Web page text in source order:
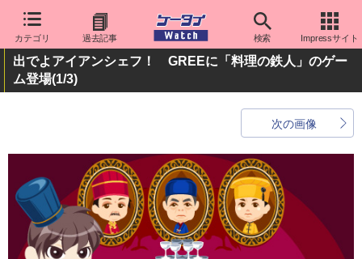
カテゴリ 過去記事 検索 Impressサイト
出でよアイアンシェフ！ GREEに「料理の鉄人」のゲー
ム登場(1/3)
次の画像